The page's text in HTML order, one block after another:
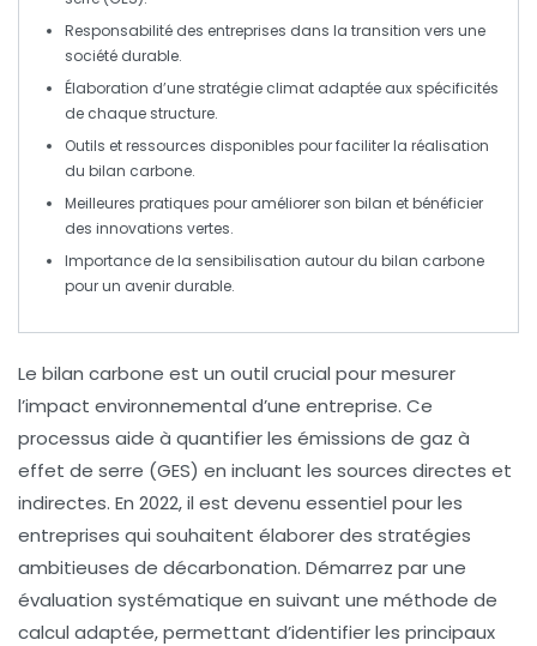
Responsabilité des entreprises dans la transition vers une
société durable.
Élaboration d’une stratégie climat adaptée aux spécificités
de chaque structure.
Outils etressources disponibles pour faciliter la réalisation
du bilan carbone.
Meilleures pratiques pour améliorer son bilan et bénéficier
des innovations vertes.
Importance de la sensibilisation autour du bilan carbone
pour un avenir durable.
Le bilan carbone est un outil crucial pour mesurer
l’impact environnemental d’une entreprise. Ce
processus aide à quantifier les émissions de gaz à
effet de serre (GES) en incluant les sources directes et
indirectes. En 2022, il est devenu essentiel pour les
entreprises qui souhaitent élaborer des stratégies
ambitieuses de décarbonation. Démarrez par une
évaluation systématique en suivant une méthode de
calcul adaptée, permettant d’identifier les principaux